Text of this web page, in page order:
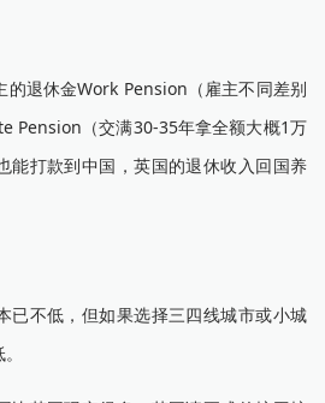
的退休金Work Pension（雇主不同差别
Pension（交满30-35年拿全额大概1万
能打款到中国，英国的退休收入回国养
已不低，但如果选择三四线城市或小城